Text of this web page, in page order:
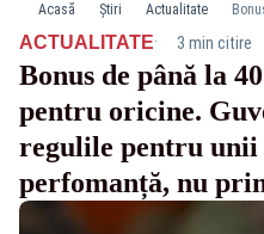
Acasă Știri Actualitate
ACTUALITATE· 3 min citire
Bonus de până la
pentru oricine.
regulile pentru
perfomanță, nu